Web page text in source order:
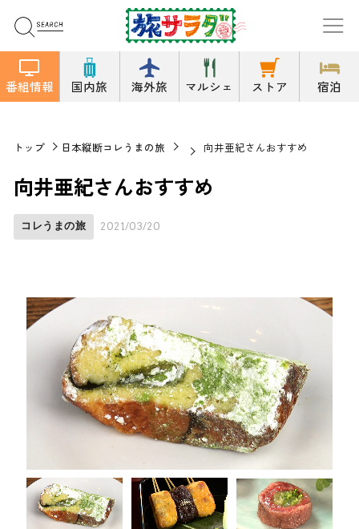
番組情報 国内旅 海外旅 マルシェ ストア 宿泊
トップ 日本縦断コレうまの旅 向井亜紀さんおすすめ
向井亜紀さんおすすめ
コレうまの旅 2021/03/20